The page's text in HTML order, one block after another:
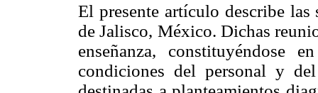
El presente artículo describe
de Jalisco, México. Dichas
enseñanza, constituyéndose
condiciones del personal y